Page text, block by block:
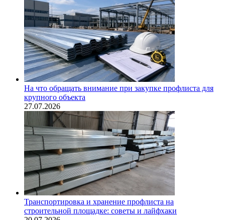
На что обращать внимание при закупке профлиста для
крупного объекта
27.07.2026
Транспортировка и хранение профлиста на
строительной площадке: советы и лайфхаки